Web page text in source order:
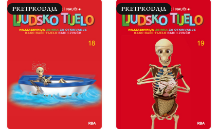
PRETPRODAJA PRETPRODAJA